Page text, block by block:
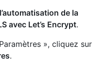
de la
avec Let’s Encrypt.
», cliquez sur
.